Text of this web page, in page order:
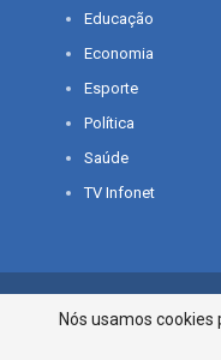
Educação
Economia
Esporte
Política
Saúde
TV Infonet
© 2026 - O que é
Nós usamos